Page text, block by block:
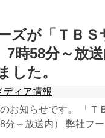
ズが「ＴＢＳ
7時58分～放
した。
ディア情報
お知らせです。 「
分～放送内） 弊社フ